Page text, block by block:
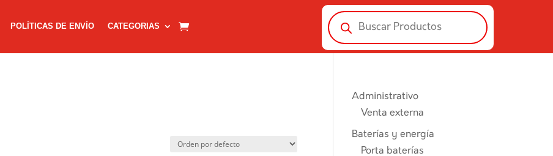
POLÍTICAS DE ENVÍO CATEGORIAS
Búsqueda
de
productos
Administrativo
Venta externa
Baterías y energía
Porta baterías